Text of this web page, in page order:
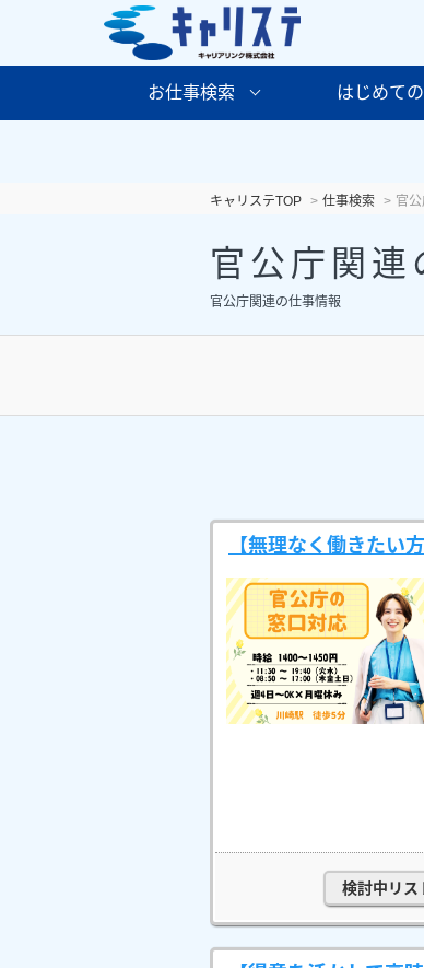
お仕事検索 はじめて
キャリステTOP 仕事検索 官
官公庁関連
官公庁関連の仕事情報
【無理なく働きたい
検討中リス